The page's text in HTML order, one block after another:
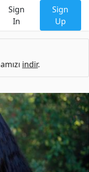
Sign
In
Sign
Up
indir.